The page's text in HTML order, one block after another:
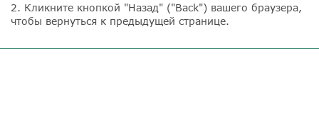
2. Кликните кнопкой "Назад" ("Back") вашего браузера,
чтобы вернуться к предыдущей странице.